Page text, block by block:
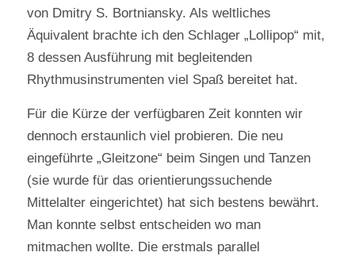
von Dmitry S. Bortniansky. Als weltliches
Äquivalent brachte ich den Schlager „Lollipop“ mit,
8 dessen Ausführung mit begleitenden
Rhythmusinstrumenten viel Spaß bereitet hat.
Für die Kürze der verfügbaren Zeit konnten wir
dennoch erstaunlich viel probieren. Die neu
eingeführte „Gleitzone“ beim Singen und Tanzen
(sie wurde für das orientierungssuchende
Mittelalter eingerichtet) hat sich bestens bewährt.
Man konnte selbst entscheiden wo man
mitmachen wollte. Die erstmals parallel